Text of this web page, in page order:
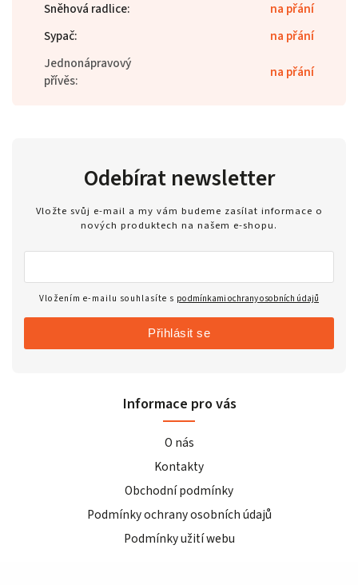
Sněhová radlice:
na přání
Sypač:
na přání
Jednonápravový
přívěs: na přání
Odebírat newsletter
Vložte svůj e-mail a my vám budeme zasílat informace o
nových produktech na našem e-shopu.
Vložením e-mailu souhlasíte s podmínkami ochrany osobních údajů
Přihlásit se
Informace pro vás
O nás
Kontakty
Obchodní podmínky
Podmínky ochrany osobních údajů
Podmínky užití webu